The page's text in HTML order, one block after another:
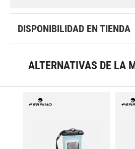
DISPONIBILIDAD EN TIENDA
ALTERNATIVAS DE LA